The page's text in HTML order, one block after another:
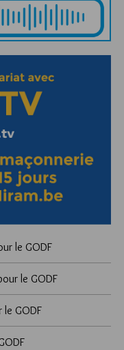
le GODF
le GODF
le GODF